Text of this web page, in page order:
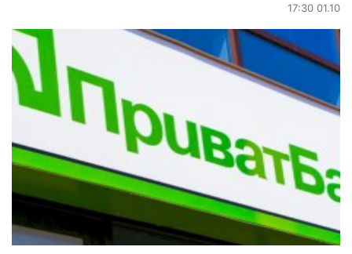
17:30 01.10